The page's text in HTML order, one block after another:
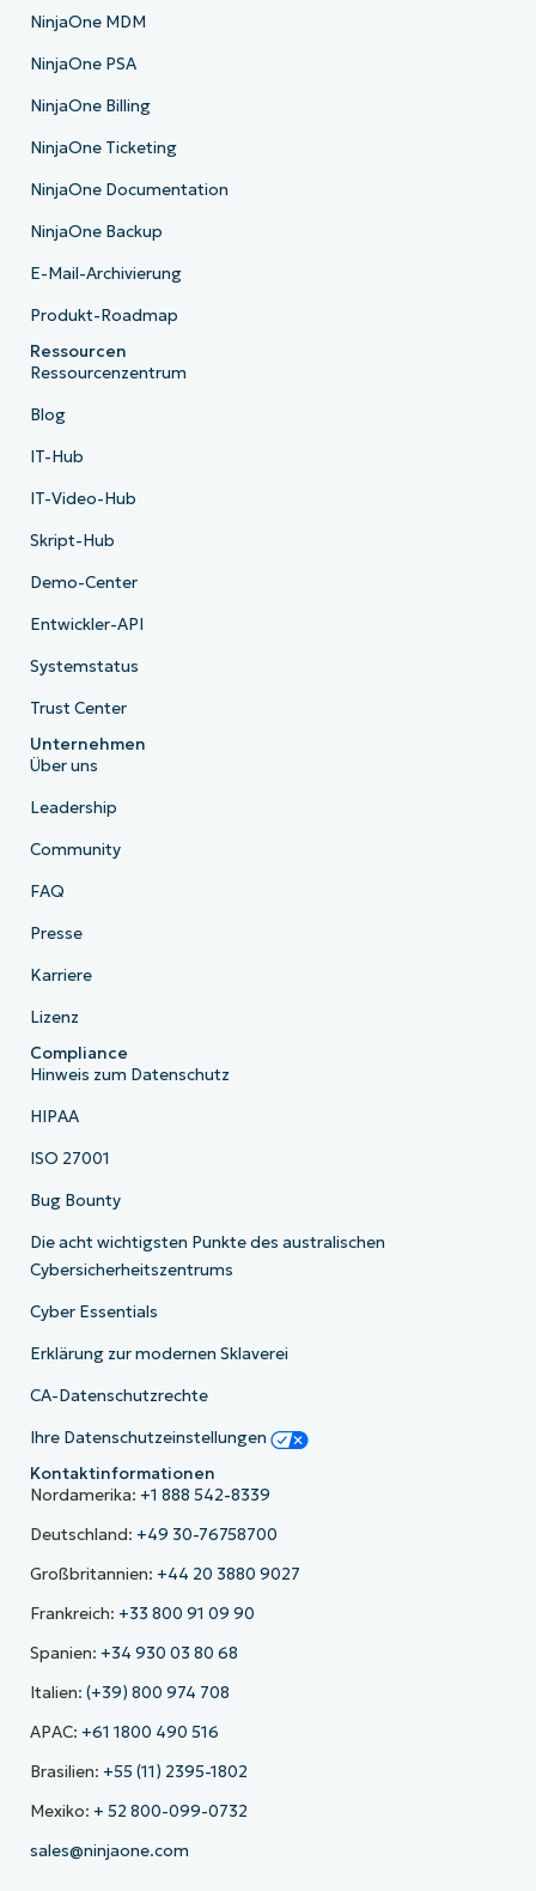
NinjaOne MDM
NinjaOne PSA
NinjaOne Billing
NinjaOne Ticketing
NinjaOne Documentation
NinjaOne Backup
E-Mail-Archivierung
Produkt-Roadmap
Ressourcen
Ressourcenzentrum
Blog
IT-Hub
IT-Video-Hub
Skript-Hub
Demo-Center
Entwickler-API
Systemstatus
Trust Center
Unternehmen
Über uns
Leadership
Community
FAQ
Presse
Karriere
Lizenz
Compliance
Hinweis zum Datenschutz
HIPAA
ISO 27001
Bug Bounty
Die acht wichtigsten Punkte des australischen
Cybersicherheitszentrums
Cyber Essentials
Erklärung zur modernen Sklaverei
CA-Datenschutzrechte
Ihre Datenschutzeinstellungen
Kontaktinformationen
Nordamerika: +1 888 542-8339
Deutschland: +49 30-76758700
Großbritannien: +44 20 3880 9027
Frankreich: +33 800 91 09 90
Spanien: +34 930 03 80 68
Italien: (+39) 800 974 708
APAC: +61 1800 490 516
Brasilien: +55 (11) 2395-1802
Mexiko: + 52 800-099-0732
sales@ninjaone.com